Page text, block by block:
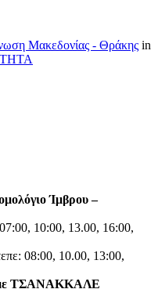
Μακεδονίας - Θράκης in
Ίμβρου –
10:00, 13.00, 16:00,
08:00, 10.00, 13:00,
ΤΣΑΝΑΚΚΑΛΕ